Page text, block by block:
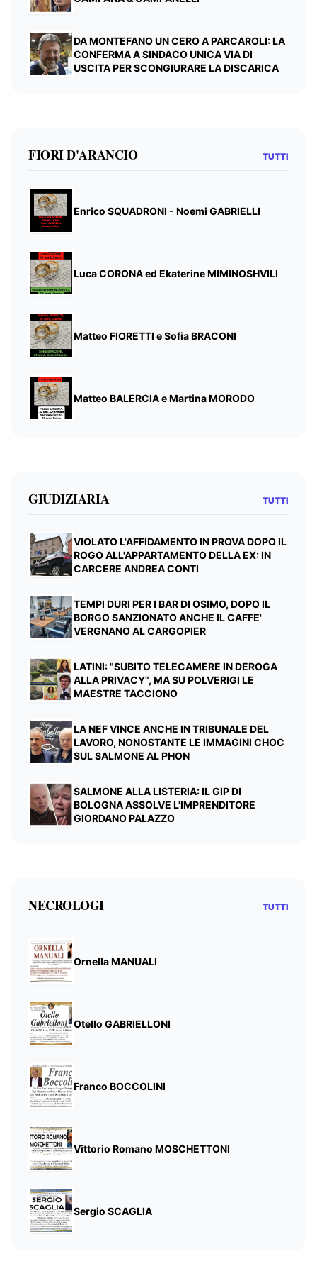
DA MONTEFANO UN CERO A PARCAROLI: LA
CONFERMA A SINDACO UNICA VIA DI
USCITA PER SCONGIURARE LA DISCARICA
FIORI D'ARANCIO TUTTI
Enrico SQUADRONI - Noemi GABRIELLI
Luca CORONA ed Ekaterine MIMINOSHVILI
Matteo FIORETTI e Sofia BRACONI
Matteo BALERCIA e Martina MORODO
GIUDIZIARIA TUTTI
VIOLATO L'AFFIDAMENTO IN PROVA DOPO IL
ROGO ALL'APPARTAMENTO DELLA EX: IN
CARCERE ANDREA CONTI
TEMPI DURI PER I BAR DI OSIMO, DOPO IL
BORGO SANZIONATO ANCHE IL CAFFE'
VERGNANO AL CARGOPIER
LATINI: "SUBITO TELECAMERE IN DEROGA
ALLA PRIVACY", MA SU POLVERIGI LE
MAESTRE TACCIONO
LA NEF VINCE ANCHE IN TRIBUNALE DEL
LAVORO, NONOSTANTE LE IMMAGINI CHOC
SUL SALMONE AL PHON
SALMONE ALLA LISTERIA: IL GIP DI
BOLOGNA ASSOLVE L'IMPRENDITORE
GIORDANO PALAZZO
NECROLOGI TUTTI
Ornella MANUALI
Otello GABRIELLONI
Franco BOCCOLINI
Vittorio Romano MOSCHETTONI
Sergio SCAGLIA